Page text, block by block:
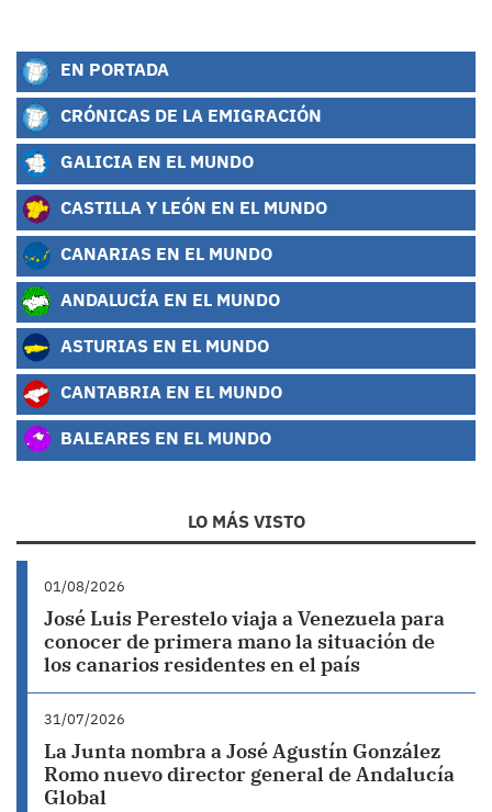
EN PORTADA
CRÓNICAS DE LA EMIGRACIÓN
GALICIA EN EL MUNDO
CASTILLA Y LEÓN EN EL MUNDO
CANARIAS EN EL MUNDO
ANDALUCÍA EN EL MUNDO
ASTURIAS EN EL MUNDO
CANTABRIA EN EL MUNDO
BALEARES EN EL MUNDO
LO MÁS VISTO
01/08/2026
José Luis Perestelo viaja a Venezuela para
conocer de primera mano la situación de
los canarios residentes en el país
31/07/2026
La Junta nombra a José Agustín González
Romo nuevo director general de Andalucía
Global